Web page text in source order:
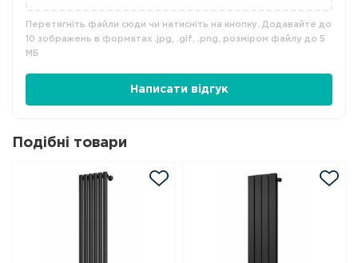
Перетягніть файли сюди чи натисніть на кнопку. Додавайте до
10 зображень в форматах .jpg, .gif, .png, розміром файлу до 5
МБ
Написати відгук
Подібні товари